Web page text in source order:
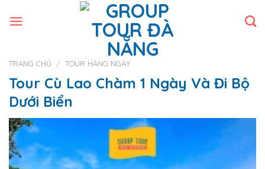
TRANG CHỦ / TOUR HÀNG NGÀY
Tour Cù Lao Chàm 1 Ngày Và Đi Bộ
Dưới Biển